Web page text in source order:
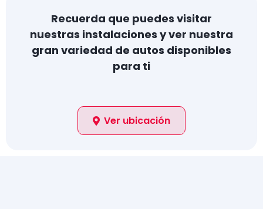
Recuerda que puedes visitar
nuestras instalaciones y ver nuestra
gran variedad de autos disponibles
para ti
Ver ubicación